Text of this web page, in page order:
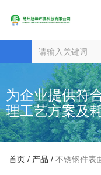
为企业提供符
理工艺方案及
首页 / 产品 / 不锈钢件表